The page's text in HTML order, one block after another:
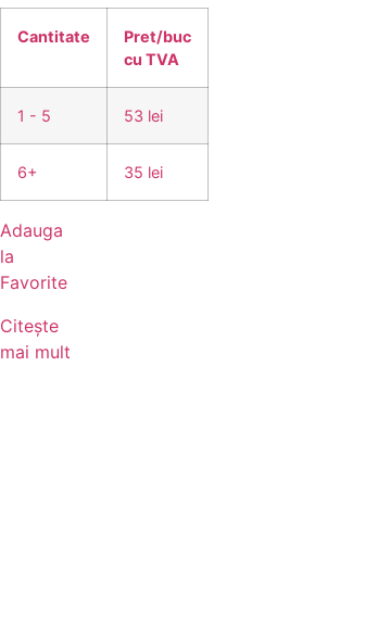
Cantitate
Pret/buc
cu TVA
1 - 5 53 lei
6+ 35 lei
Adauga
la
Favorite
Citește
mai mult